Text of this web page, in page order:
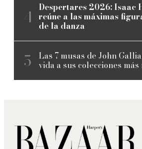
Despertares 2026: Isaac
reúne a las máximas
de la danza
Las 7 musas de John
vida a sus colecciones